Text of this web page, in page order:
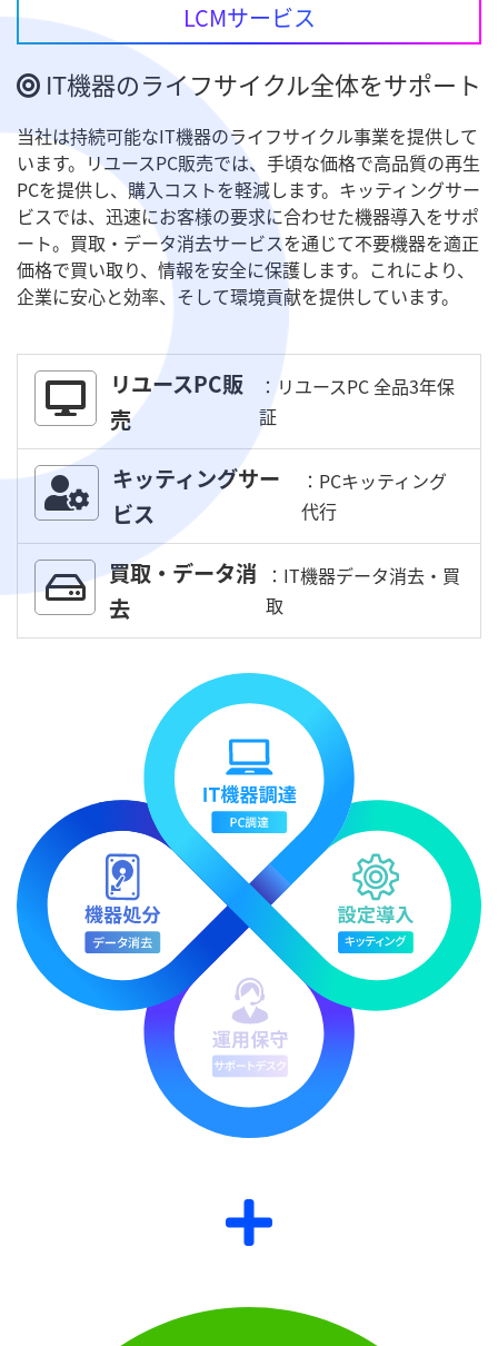
LCMサービス
IT機器のライフサイクル全体をサポート
当社は持続可能なIT機器のライフサイクル事業を提供して
います。リユースPC販売では、手頃な価格で高品質の再生
PCを提供し、購入コストを軽減します。キッティングサー
ビスでは、迅速にお客様の要求に合わせた機器導入をサポ
ート。買取・データ消去サービスを通じて不要機器を適正
価格で買い取り、情報を安全に保護します。これにより、
企業に安心と効率、そして環境貢献を提供しています。
リユースPC販
売
：リユースPC 全品3年保
証
キッティングサー
ビス
：PCキッティング
代行
買取・データ消
去
：IT機器データ消去・買
取